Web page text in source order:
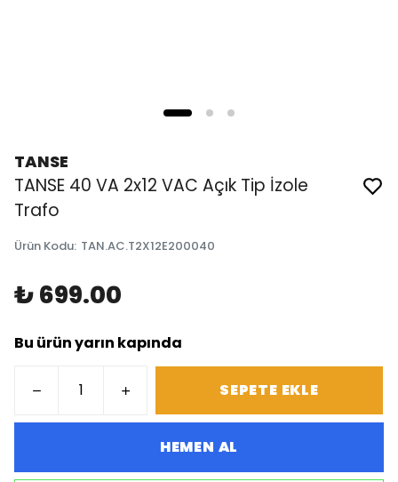
TANSE
TANSE 40 VA 2x12 VAC Açık Tip İzole
Trafo
Ürün Kodu: TAN.AC.T2X12E200040
₺ 699.00
Bu ürün yarın kapında
SEPETE EKLE
HEMEN AL